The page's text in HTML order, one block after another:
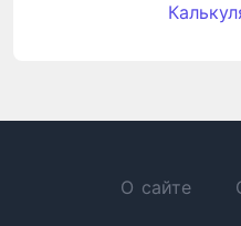
О сайте